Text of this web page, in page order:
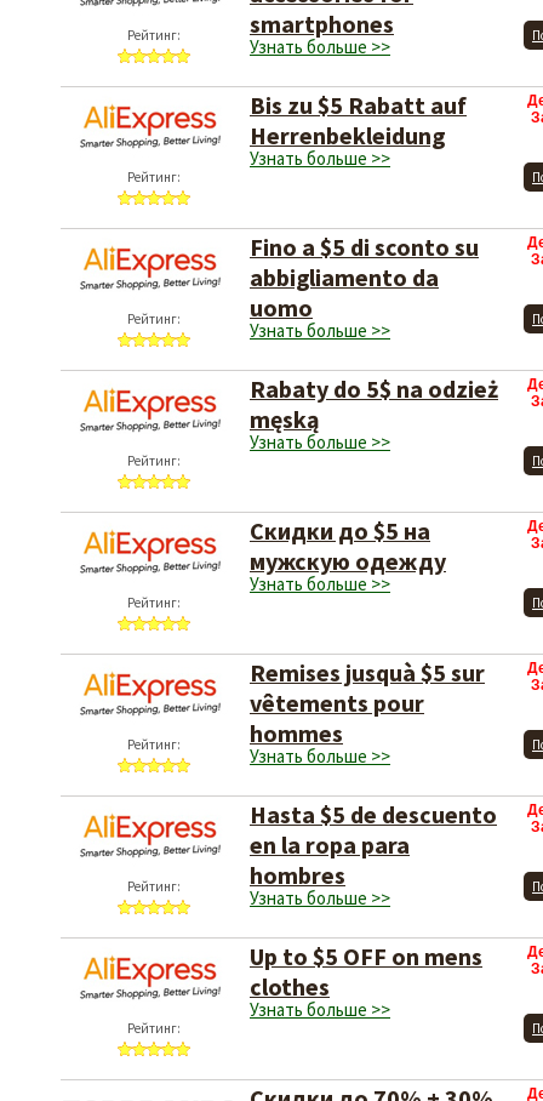
Рейтинг:
smartphones
Узнать больше >>
Рейтинг:
Bis zu $5 Rabatt auf
Herrenbekleidung
Узнать больше >>
Рейтинг:
Fino a $5 di sconto su
abbigliamento da
uomo
Узнать больше >>
Рейтинг:
Rabaty do 5$ na odzież
męską
Узнать больше >>
Рейтинг:
Скидки до $5 на
мужскую одежду
Узнать больше >>
Рейтинг:
Remises jusquà $5 sur
vêtements pour
hommes
Узнать больше >>
Рейтинг:
Hasta $5 de descuento
en la ropa para
hombres
Узнать больше >>
Рейтинг:
Up to $5 OFF on mens
clothes
Узнать больше >>